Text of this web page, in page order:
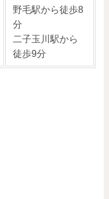
野毛駅から徒歩8
分
二子玉川駅から
徒歩9分